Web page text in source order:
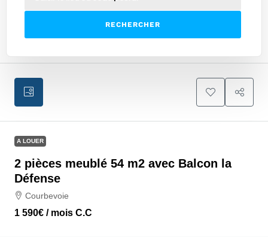
RECHERCHER
A LOUER
2 pièces meublé 54 m2 avec Balcon la
Défense
Courbevoie
1 590€ / mois C.C